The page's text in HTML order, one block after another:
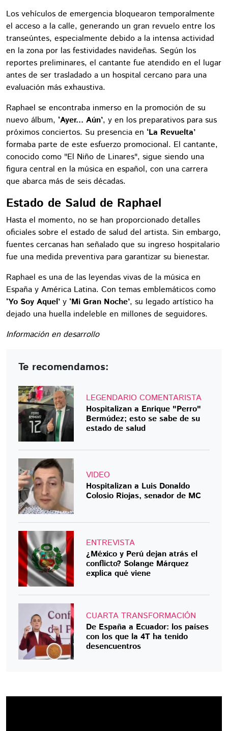
Los vehículos de emergencia bloquearon temporalmente
el acceso a la calle, generando un gran revuelo entre los
transeúntes, especialmente debido a la intensa actividad
en la zona por las festividades navideñas. Según los
reportes preliminares, el cantante fue atendido en el lugar
antes de ser trasladado a un hospital cercano para una
evaluación más exhaustiva.
Raphael se encontraba inmerso en la promoción de su
nuevo álbum, ‘Ayer... Aún’, y en los preparativos para sus
próximos conciertos. Su presencia en ‘La Revuelta’
formaba parte de este esfuerzo promocional. El cantante,
conocido como "El Niño de Linares", sigue siendo una
figura central en la música en español, con una carrera
que abarca más de seis décadas.
Estado de Salud de Raphael
Hasta el momento, no se han proporcionado detalles
oficiales sobre el estado de salud del artista. Sin embargo,
fuentes cercanas han señalado que su ingreso hospitalario
fue una medida preventiva para garantizar su bienestar.
Raphael es una de las leyendas vivas de la música en
España y América Latina. Con temas emblemáticos como
‘Yo Soy Aquel’ y ‘Mi Gran Noche’, su legado artístico ha
dejado una huella indeleble en millones de seguidores.
Información en desarrollo
Te recomendamos:
LEGENDARIO COMENTARISTA
Hospitalizan a Enrique "Perro"
Bermúdez; esto se sabe de su
estado de salud
VIDEO
Hospitalizan a Luis Donaldo
Colosio Riojas, senador de MC
ENTREVISTA
¿México y Perú dejan atrás el
conflicto? Solange Márquez
explica qué viene
CUARTA TRANSFORMACIÓN
De España a Ecuador: los países
con los que la 4T ha tenido
desencuentros